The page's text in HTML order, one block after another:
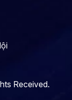
Received.